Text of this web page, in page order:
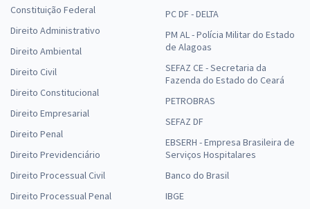
Constituição Federal
Direito Administrativo
Direito Ambiental
Direito Civil
Direito Constitucional
Direito Empresarial
Direito Penal
Direito Previdenciário
Direito Processual Civil
Direito Processual Penal
PC DF - DELTA
PM AL - Polícia Militar do Estado
de Alagoas
SEFAZ CE - Secretaria da
Fazenda do Estado do Ceará
PETROBRAS
SEFAZ DF
EBSERH - Empresa Brasileira de
Serviços Hospitalares
Banco do Brasil
IBGE